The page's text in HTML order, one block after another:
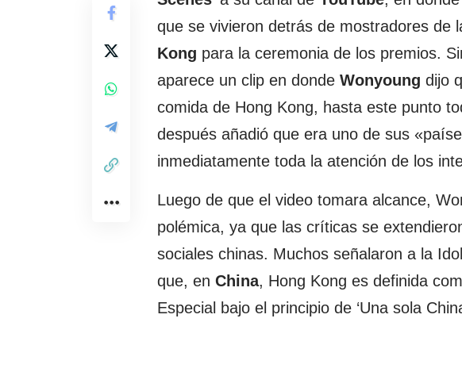
que se vivieron detrás de mostradores de
Kong para la ceremonia de los premios.
aparece un clip en donde Wonyoung dijo
comida de Hong Kong, hasta este punto
después añadió que era uno de sus
inmediatamente toda la atención de los
Luego de que el video tomara alcance,
polémica, ya que las críticas se
sociales chinas. Muchos señalaron a la
que, en China, Hong Kong es definida
Especial bajo el principio de ‘Una sola